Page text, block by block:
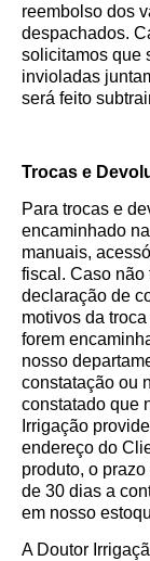
reembolso dos
despachados.
solicitamos que
invioladas
será feito
Trocas e
Para trocas e
encaminhado
manuais,
fiscal. Caso não
declaração de
motivos da
forem
nosso
constatação ou
constatado que
Irrigação
endereço do
produto, o
de 30 dias a
em nosso
A Doutor